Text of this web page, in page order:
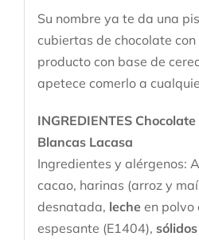
Su nombre ya te da una
cubiertas de chocolate con
producto con base de
apetece comerlo a
INGREDIENTES
Blancas Lacasa
Ingredientes y alérgenos:
cacao, harinas (arroz y
desnatada, leche en polvo
espesante (E1404),